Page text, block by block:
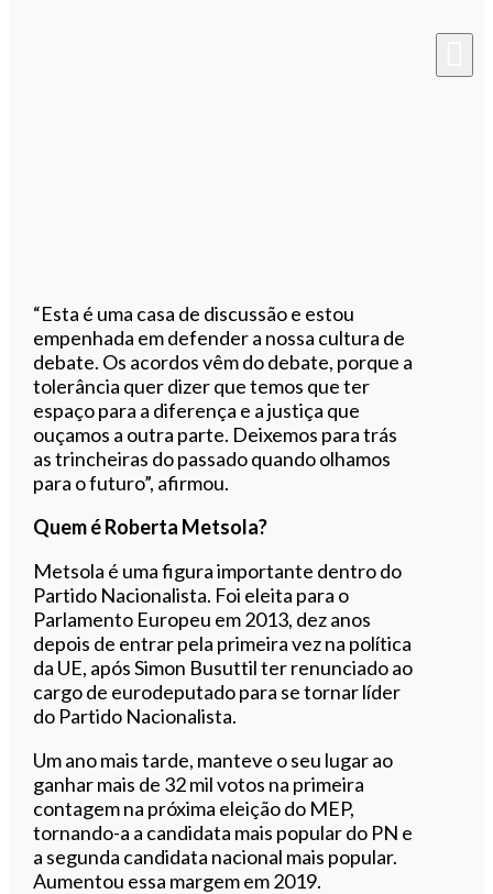
“Esta é uma casa de discussão e estou
empenhada em defender a nossa cultura de
debate. Os acordos vêm do debate, porque a
tolerância quer dizer que temos que ter
espaço para a diferença e a justiça que
ouçamos a outra parte. Deixemos para trás
as trincheiras do passado quando olhamos
para o futuro”, afirmou.
Quem é Roberta Metsola?
Metsola é uma figura importante dentro do
Partido Nacionalista. Foi eleita para o
Parlamento Europeu em 2013, dez anos
depois de entrar pela primeira vez na política
da UE, após Simon Busuttil ter renunciado ao
cargo de eurodeputado para se tornar líder
do Partido Nacionalista.
Um ano mais tarde, manteve o seu lugar ao
ganhar mais de 32 mil votos na primeira
contagem na próxima eleição do MEP,
tornando-a a candidata mais popular do PN e
a segunda candidata nacional mais popular.
Aumentou essa margem em 2019.